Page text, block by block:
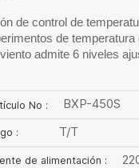
de control de
de
admite 6 niveles
No : BXP-450S
: T/T
de alimentación :